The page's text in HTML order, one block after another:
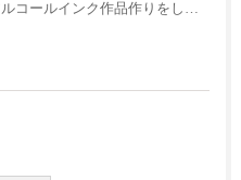
春に向けてアルコールインク作品作りをしています